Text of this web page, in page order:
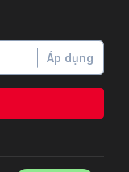
Áp dụng